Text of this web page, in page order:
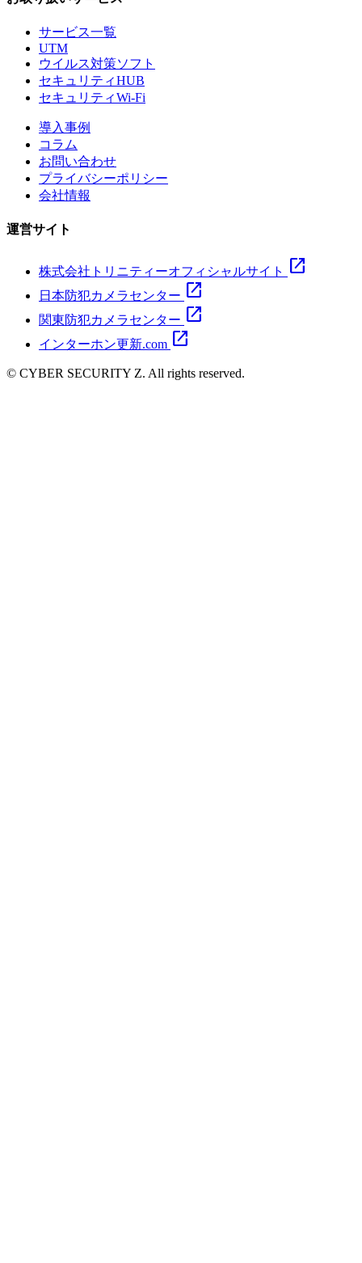
サービス一覧
UTM
ウイルス対策ソフト
セキュリティHUB
セキュリティWi-Fi
導入事例
コラム
お問い合わせ
プライバシーポリシー
会社情報
運営サイト
株式会社トリニティーオフィシャルサイト open_in_new
日本防犯カメラセンター open_in_new
関東防犯カメラセンター open_in_new
インターホン更新.com open_in_new
© CYBER SECURITY Z. All rights reserved.